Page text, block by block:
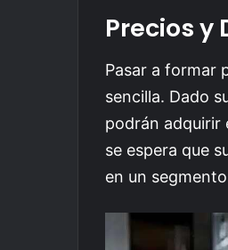
Precios y
Pasar a formar
sencilla. Dado
podrán adquirir
se espera que
en un